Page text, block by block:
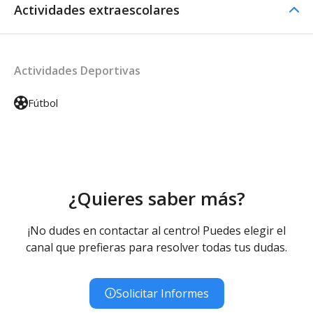
Actividades extraescolares
Actividades Deportivas
Fútbol
¿Quieres saber más?
¡No dudes en contactar al centro! Puedes elegir el
canal que prefieras para resolver todas tus dudas.
Solicitar Informes